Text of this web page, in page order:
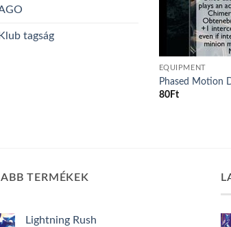
tagság
EQUIPMENT
Phased Motion
80Ft
TERMÉKEK
Lightning Rush